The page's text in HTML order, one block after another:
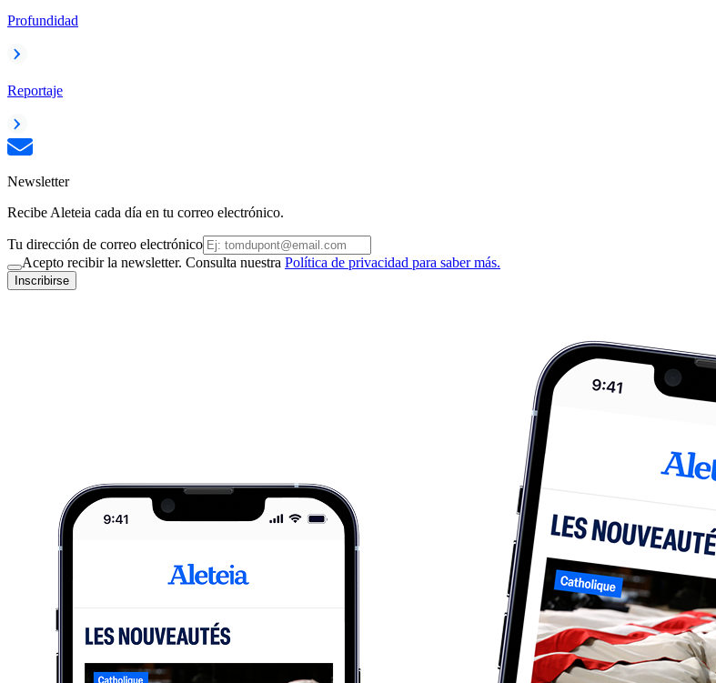
Profundidad
Reportaje
Newsletter
Recibe Aleteia cada día en tu correo electrónico.
Tu dirección de correo electrónico
Acepto recibir la newsletter. Consulta nuestra Política de privacidad para saber más.
Inscribirse